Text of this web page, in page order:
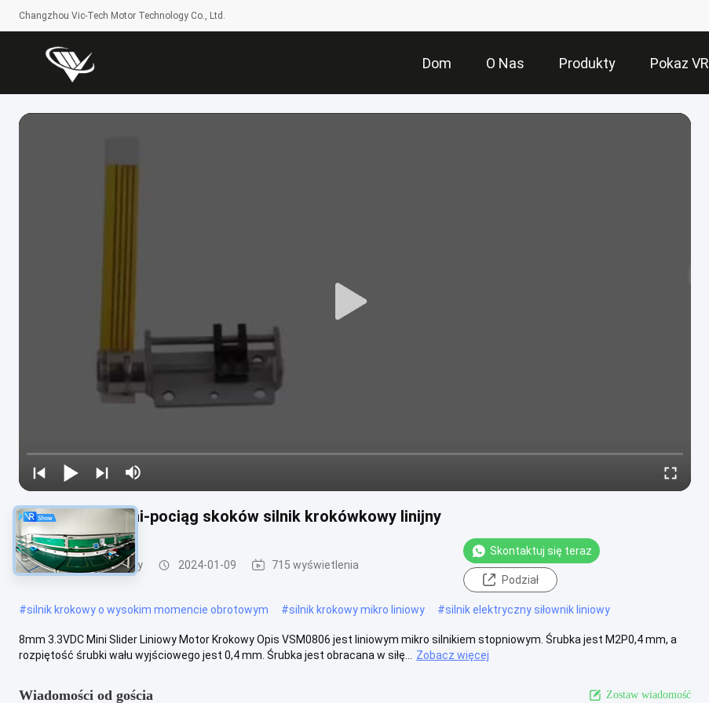
Changzhou Vic-Tech Motor Technology Co., Ltd.
Dom O Nas Produkty Pokaz VR
8mm 3,3VDC mini-pociąg skoków silnik krokówkowy linijny
Liniowy silnik krokowy 2024-01-09 715 wyświetlenia
Skontaktuj się teraz
Podział
#silnik krokowy o wysokim momencie obrotowym #silnik krokowy mikro liniowy #silnik elektryczny siłownik liniowy
8mm 3.3VDC Mini Slider Liniowy Motor Krokowy Opis VSM0806 jest liniowym mikro silnikiem stopniowym. Śrubka jest M2P0,4 mm, a
rozpiętość śrubki wału wyjściowego jest 0,4 mm. Śrubka jest obracana w siłę...
Zobacz więcej
Wiadomości od gościa Zostaw wiadomość